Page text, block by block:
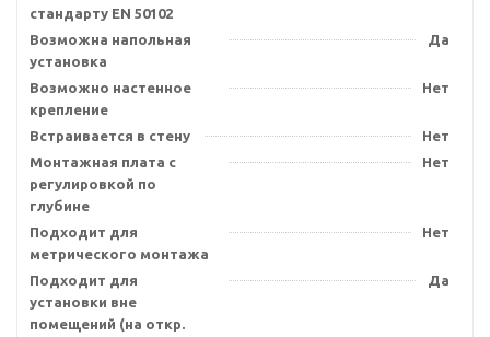
стандарту EN 50102
Возможна напольная
установка
Да
Возможно настенное
крепление
Нет
Встраивается в стену
Нет
Монтажная плата с
регулировкой по
глубине
Нет
Подходит для
метрического монтажа
Нет
Подходит для
установки вне
помещений (на откр.
Да